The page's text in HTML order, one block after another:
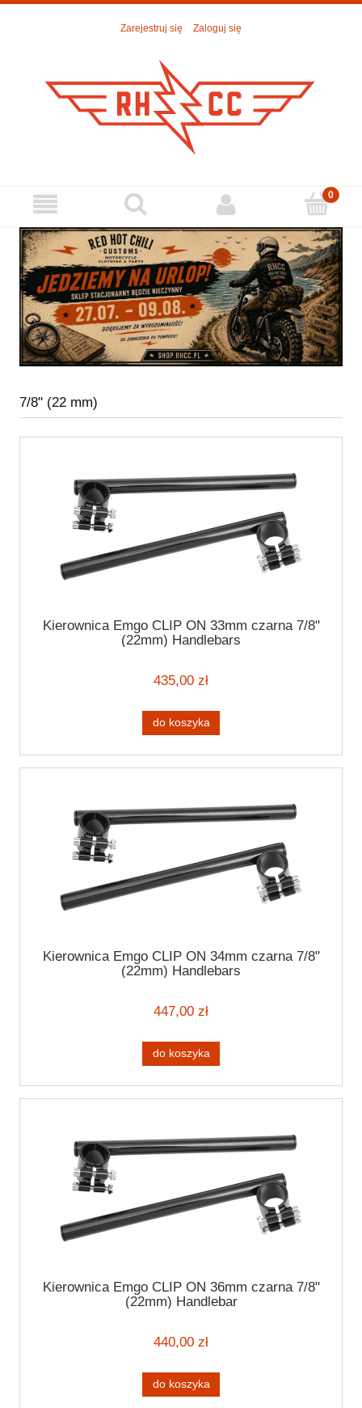
Zarejestruj się Zaloguj się
7/8" (22 mm)
Kierownica Emgo CLIP ON 33mm czarna 7/8"
(22mm) Handlebars
435,00 zł
do koszyka
Kierownica Emgo CLIP ON 34mm czarna 7/8"
(22mm) Handlebars
447,00 zł
do koszyka
Kierownica Emgo CLIP ON 36mm czarna 7/8"
(22mm) Handlebar
440,00 zł
do koszyka